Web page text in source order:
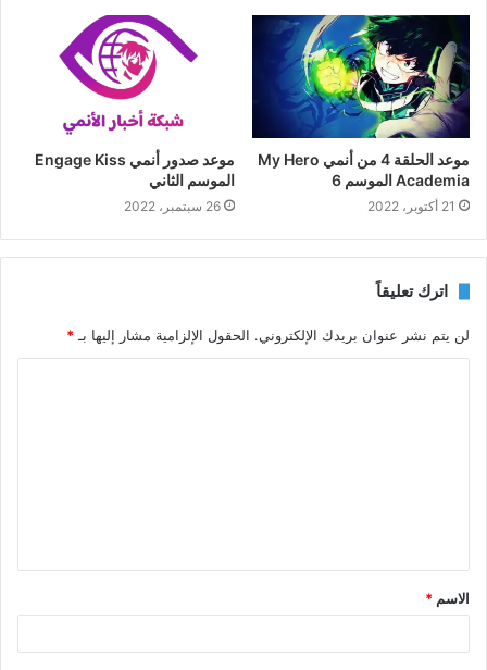
موعد الحلقة 4 من أنمي My Hero
Academia الموسم 6
21 أكتوبر، 2022
موعد صدور أنمي Engage Kiss
الموسم الثاني
26 سبتمبر، 2022
اترك تعليقاً
لن يتم نشر عنوان بريدك الإلكتروني. الحقول الإلزامية مشار إليها بـ *
ق
*
الاسم *